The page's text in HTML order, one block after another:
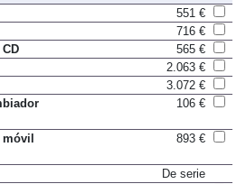
551 €
716 €
565 €
2.063 €
3.072 €
106 €
893 €
De serie